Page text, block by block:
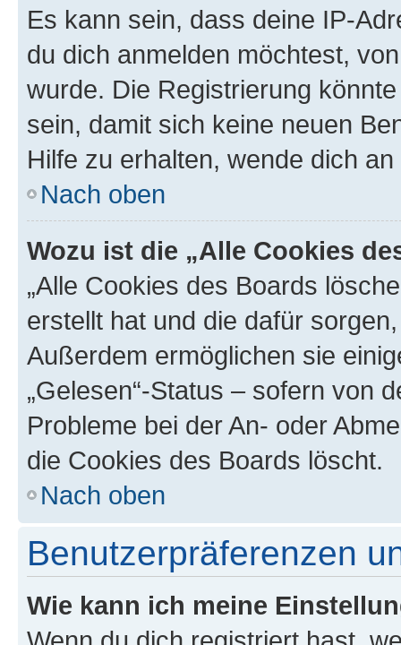
Es kann sein, dass deine IP-
du dich anmelden möchtest,
wurde. Die Registrierung
sein, damit sich keine neuen
Hilfe zu erhalten, wende dich
Nach oben
Wozu ist die „Alle Cookies
„Alle Cookies des Boards
erstellt hat und die dafür
Außerdem ermöglichen sie
„Gelesen“-Status – sofern von
Probleme bei der An- oder
die Cookies des Boards löscht.
Nach oben
Benutzerpräferenzen
Wie kann ich meine